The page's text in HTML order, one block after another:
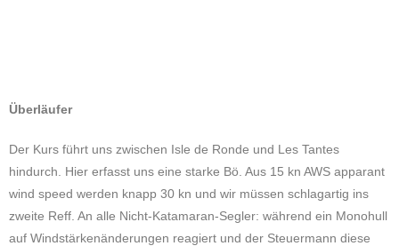
Überläufer
Der Kurs führt uns zwischen Isle de Ronde und Les Tantes
hindurch. Hier erfasst uns eine starke Bö. Aus 15 kn AWS apparant
wind speed werden knapp 30 kn und wir müssen schlagartig ins
zweite Reff. An alle Nicht-Katamaran-Segler: während ein Monohull
auf Windstärkenänderungen reagiert und der Steuermann diese